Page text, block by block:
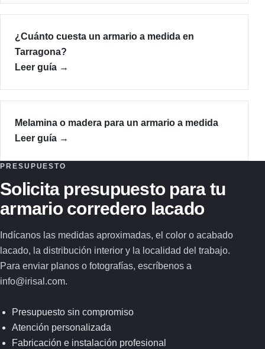
¿Cuánto cuesta un armario a medida en
Tarragona?
Leer guía →
Melamina o madera para un armario a medida
Leer guía →
PRESUPUESTO
Solicita presupuesto para tu
armario corredero lacado
Indícanos las medidas aproximadas, el color o acabado
lacado, la distribución interior y la localidad del trabajo.
Para enviar planos o fotografías, escríbenos a
info@irisal.com.
Presupuesto sin compromiso
Atención personalizada
Fabricación e instalación profesional